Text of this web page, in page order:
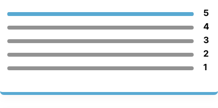
5
4
3
2
1